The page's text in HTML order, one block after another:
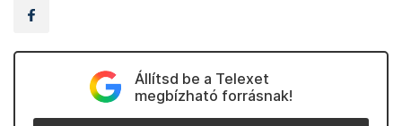
Állítsd be a Telexet
megbízható forrásnak!